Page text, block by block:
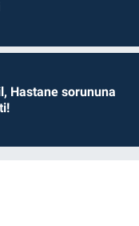
Hastane sorununa